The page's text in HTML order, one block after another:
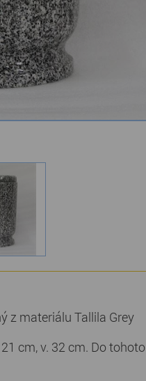
z materiálu Tallila Grey
cm, v. 32 cm. Do